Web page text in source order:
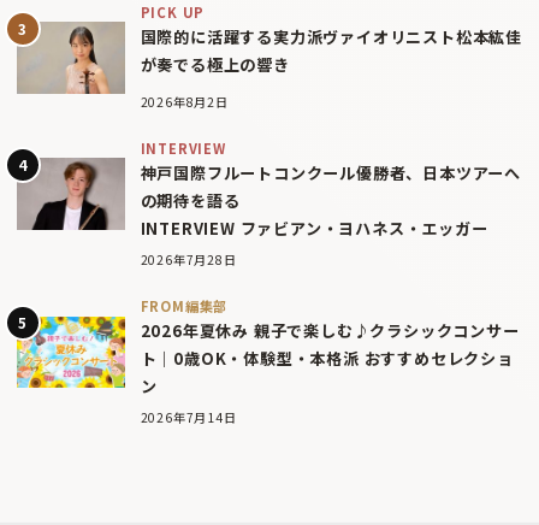
PICK UP
国際的に活躍する実力派ヴァイオリニスト松本紘佳
が奏でる極上の響き
2026年8月2日
INTERVIEW
神戸国際フルートコンクール優勝者、日本ツアーへ
の期待を語る
INTERVIEW ファビアン・ヨハネス・エッガー
2026年7月28日
FROM編集部
2026年夏休み 親子で楽しむ♪クラシックコンサー
ト｜0歳OK・体験型・本格派 おすすめセレクショ
ン
2026年7月14日